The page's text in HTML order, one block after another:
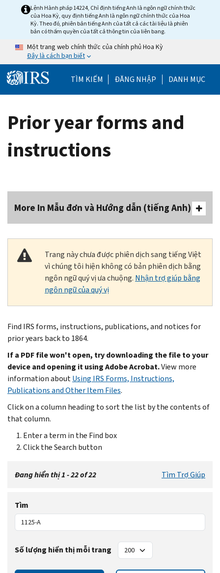
Skip to main content
Lệnh Hành pháp 14224, Chỉ định tiếng Anh là ngôn ngữ chính thức
của Hoa Kỳ, quy định tiếng Anh là ngôn ngữ chính thức của Hoa
Kỳ. Theo đó, phiên bản tiếng Anh của tất cả các tài liệu là phiên
bản có thẩm quyền của tất cả thông tin của liên bang.
Một trang web chính thức của chính phủ Hoa Kỳ
Đây là cách bạn biết
TÌM KIẾM Help Menu Mobile
ĐĂNG NHẬP DANH MỤC
Prior year forms and
instructions
More In Mẫu đơn và Hướng dẫn (tiếng Anh)
Trang này chưa được phiên dịch sang tiếng Việt
vì chúng tôi hiện không có bản phiên dịch bằng
ngôn ngữ quý vị ưa chuộng. Nhận trợ giúp bằng
ngôn ngữ của quý vị
Find IRS forms, instructions, publications, and notices for
prior years back to 1864.
If a PDF file won't open, try downloading the file to your
device and opening it using Adobe Acrobat.View more
information aboutUsing IRS Forms, Instructions,
Publications and Other Item Files.
Click on a column heading to sort the list by the contents of
that column.
Enter a term in the Find box
Click the Search button
Đang hiển thị 1 - 22 of 22 Tìm Trợ Giúp
Tìm
Số lượng hiển thị mỗi trang